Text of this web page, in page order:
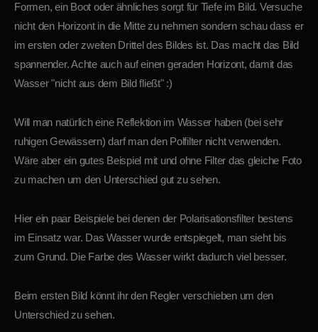
Formen, ein Boot oder ähnliches sorgt für Tiefe im Bild. Versuche
nicht den Horizont in die Mitte zu nehmen sondern schau dass er
im ersten oder zweiten Drittel des Bildes ist. Das macht das Bild
spannender. Achte auch auf einen geraden Horizont, damit das
Wasser "nicht aus dem Bild fließt" :)
Will man natürlich eine Reflektion im Wasser haben (bei sehr
ruhigen Gewässern) darf man den Polfilter nicht verwenden.
Wäre aber ein gutes Beispiel mit und ohne Filter das gleiche Foto
zu machen um den Unterschied gut zu sehen.
Hier ein paar Beispiele bei denen der Polarisationsfilter bestens
im Einsatz war. Das Wasser wurde entspiegelt, man sieht bis
zum Grund. Die Farbe des Wasser wirkt dadurch viel besser.
Beim ersten Bild könnt ihr den Regler verschieben um den
Unterschied zu sehen.